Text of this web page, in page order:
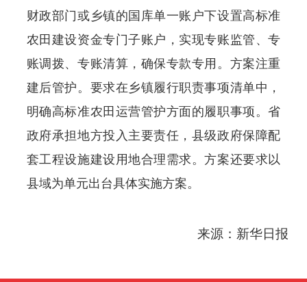
财政部门或乡镇的国库单一账户下设置高标准
农田建设资金专门子账户，实现专账监管、专
账调拨、专账清算，确保专款专用。方案注重
建后管护。要求在乡镇履行职责事项清单中，
明确高标准农田运营管护方面的履职事项。省
政府承担地方投入主要责任，县级政府保障配
套工程设施建设用地合理需求。方案还要求以
县域为单元出台具体实施方案。
来源： 新华日报